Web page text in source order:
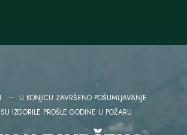
U KONJICU ZAVRŠENO POŠUMLJAVANJE
IZGORILE PROŠLE GODINE U POŽARU